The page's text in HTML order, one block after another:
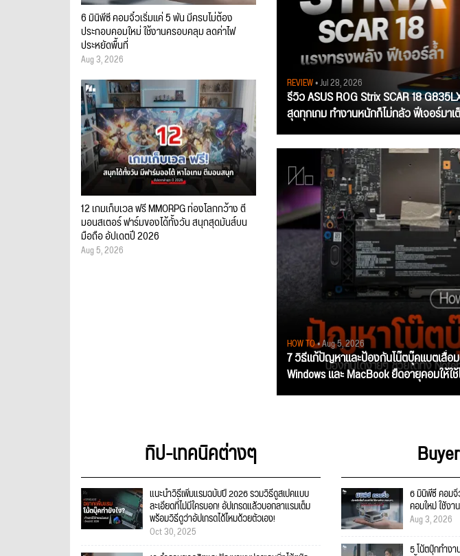
REVIEW• Jul 28, 2026
รีวิว ASUS ROG Strix SCAR 18
สุดทุกเกม ทำงานหนักก็ไม่กลัว ฟีเจอร์มาเ
HOW TO• Aug 5, 2026
7 วิธีแก้ปัญหาและป้องกันโน๊ตบุ๊คแบตเสื่อ
Windows และ MacBook ยืดอายุคอมให้ใ
6 มินิพีซี คอมจิ๋วเริ่มแค่ 5 พัน มีครบไม่ต้อง
ประกอบคอมใหม่ ใช้งานครอบคลุม ลดค่าไฟ
ประหยัดพื้นที่
Aug 3, 2026
12 เกมเก็บเวล ฟรี MMORPG ท่องโลกกว้าง ตี
มอนสเตอร์ ฟาร์มของได้ทั้งวัน สนุกสุดมันส์บน
มือถือ อัปเดตปี 2026
Aug 5, 2026
ทิป-เทคนิคต่างๆ
แนะนำวิธีเพิ่มแรมฉบับปี 2026 รวมวิธีดูสเปคแบบ
ละเอียดที่ไม่มีใครบอก! อัปเกรดแล้วบอกลาแรมเต็ม
พร้อมวิธีดูว่าอัปเกรดได้ไหมด้วยตัวเอง!
Oct 30, 2025
6 มินิพีซี คอมจิ๋
คอมใหม่ ใช้ง
Aug 3, 2026
5 โน้ตบุ๊กทำง